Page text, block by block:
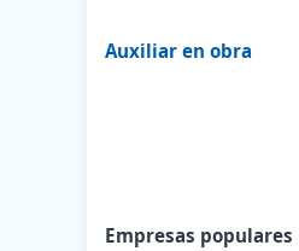
Auxiliar en obra
Empresas populares